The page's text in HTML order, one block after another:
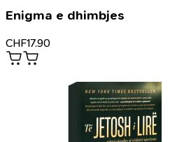
Enigma e dhimbjes
CHF17.90